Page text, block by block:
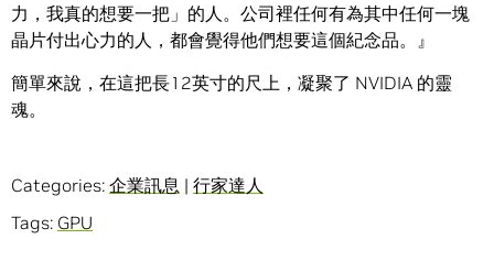
力，我真的想要一把」的人。公司裡任何有為其中任何一塊
晶片付出心力的人，都會覺得他們想要這個紀念品。』
簡單來說，在這把長12英寸的尺上，凝聚了 NVIDIA 的靈
魂。
Categories: 企業訊息 | 行家達人
Tags: GPU